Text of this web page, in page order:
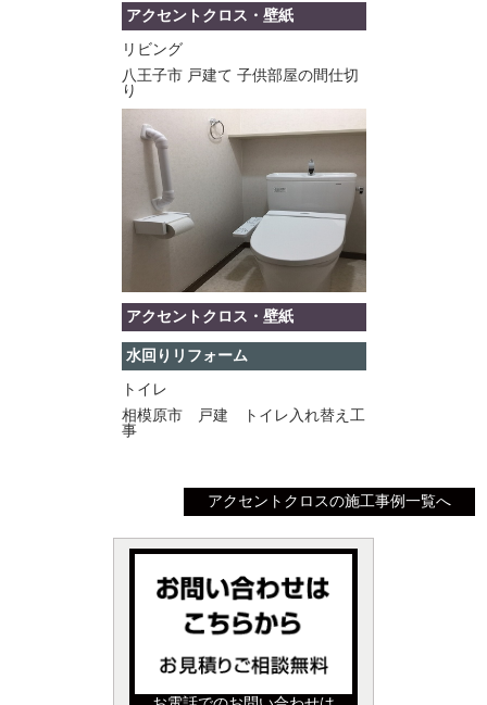
アクセントクロス・壁紙
リビング
八王子市 戸建て 子供部屋の間仕切
り
アクセントクロス・壁紙
水回りリフォーム
トイレ
相模原市 戸建 トイレ入れ替え工
事
アクセントクロスの施工事例一覧へ